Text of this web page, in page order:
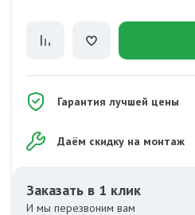
Гарантия лучшей цены
Даём скидку на монтаж
Заказать в 1 клик
И мы перезвоним вам